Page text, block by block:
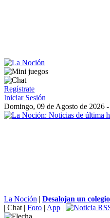
Regístrate
Iniciar Sesión
Domingo, 09 de Agosto de 2026
La Noción | Desalojan un
| Chat | Foro | App |